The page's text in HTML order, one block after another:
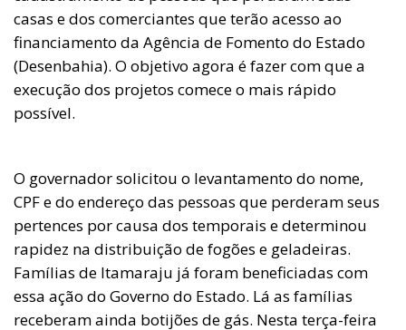
casas e dos comerciantes que terão acesso ao
financiamento da Agência de Fomento do Estado
(Desenbahia). O objetivo agora é fazer com que a
execução dos projetos comece o mais rápido
possível.
O governador solicitou o levantamento do nome,
CPF e do endereço das pessoas que perderam seus
pertences por causa dos temporais e determinou
rapidez na distribuição de fogões e geladeiras.
Famílias de Itamaraju já foram beneficiadas com
essa ação do Governo do Estado. Lá as famílias
receberam ainda botijões de gás. Nesta terça-feira